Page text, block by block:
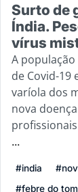
Surto de
Índia.
vírus
A
de Covid-19
varíola dos
nova
profissionais
...
#india
#febre do